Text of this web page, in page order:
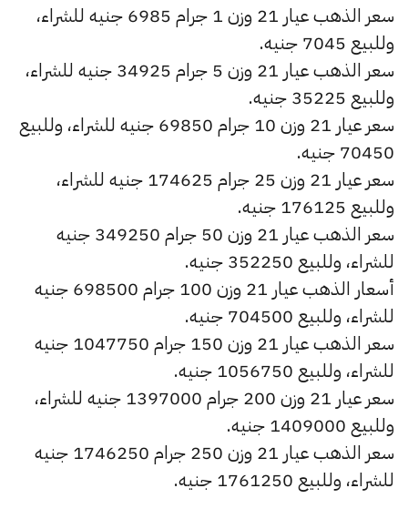
سعر الذهب عيار 21 وزن 1 جرام 6985 جنيه للشراء،
وللبيع 7045 جنيه.
سعر الذهب عيار 21 وزن 5 جرام 34925 جنيه للشراء،
وللبيع 35225 جنيه.
سعر عيار 21 وزن 10 جرام 69850 جنيه للشراء، وللبيع
70450 جنيه.
سعر عيار 21 وزن 25 جرام 174625 جنيه للشراء،
وللبيع 176125 جنيه.
سعر الذهب عيار 21 وزن 50 جرام 349250 جنيه
للشراء، وللبيع 352250 جنيه.
أسعار الذهب عيار 21 وزن 100 جرام 698500 جنيه
للشراء، وللبيع 704500 جنيه.
سعر الذهب عيار 21 وزن 150 جرام 1047750 جنيه
للشراء، وللبيع 1056750 جنيه.
سعر عيار 21 وزن 200 جرام 1397000 جنيه للشراء،
وللبيع 1409000 جنيه.
سعر الذهب عيار 21 وزن 250 جرام 1746250 جنيه
للشراء، وللبيع 1761250 جنيه.